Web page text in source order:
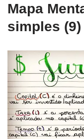
Mapa
simples (9)